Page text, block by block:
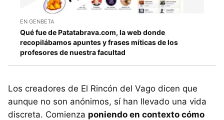
EN GENBETA
Qué fue de Patatabrava.com, la web donde
recopilábamos apuntes y frases míticas de los
profesores de nuestra facultad
Los creadores de El Rincón del Vago dicen que
aunque no son anónimos, sí han llevado una vida
discreta. Comienza poniendo en contexto cómo